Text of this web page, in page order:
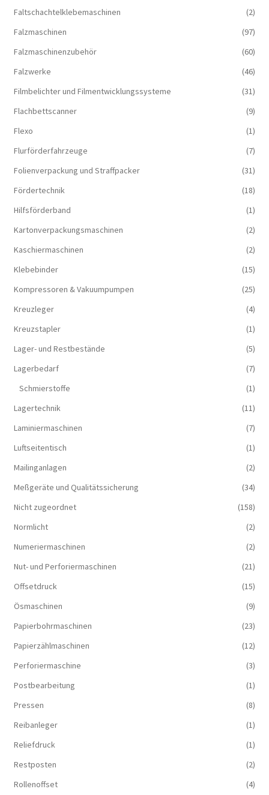
Faltschachtelklebemaschinen
(2)
Falzmaschinen
(97)
Falzmaschinenzubehör
(60)
Falzwerke
(46)
Filmbelichter und Filmentwicklungssysteme
(31)
Flachbettscanner
(9)
Flexo
(1)
Flurförderfahrzeuge
(7)
Folienverpackung und Straffpacker
(31)
Fördertechnik
(18)
Hilfsförderband
(1)
Kartonverpackungsmaschinen
(2)
Kaschiermaschinen
(2)
Klebebinder
(15)
Kompressoren & Vakuum­pumpen
(25)
Kreuzleger
(4)
Kreuzstapler
(1)
Lager- und Restbestände
(5)
Lagerbedarf
(7)
Schmierstoffe
(1)
Lagertechnik
(11)
Laminiermaschinen
(7)
Luftseitentisch
(1)
Mailinganlagen
(2)
Meßgeräte und Qualitätssicherung
(34)
Nicht zugeordnet
(158)
Normlicht
(2)
Numeriermaschinen
(2)
Nut- und Perforiermaschinen
(21)
Offsetdruck
(15)
Ösmaschinen
(9)
Papierbohrmaschinen
(23)
Papierzählmaschinen
(12)
Perforiermaschine
(3)
Postbearbeitung
(1)
Pressen
(8)
Reibanleger
(1)
Reliefdruck
(1)
Restposten
(2)
Rollenoffset
(4)